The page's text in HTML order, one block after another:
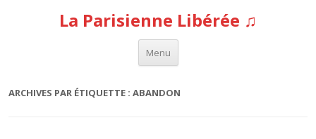
La Parisienne Libérée ♫
Menu
Aller au contenu
ARCHIVES PAR ÉTIQUETTE : ABANDON